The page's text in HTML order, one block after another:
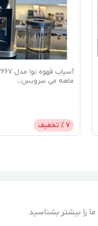
ماهه می سرویس...
7% تخفیف
ما را بیشتر بشناسید